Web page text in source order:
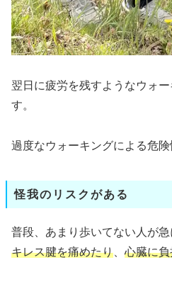
翌日に疲労を残すようなウォ
す。
過度なウォーキングによる危険
怪我のリスクがある
普段、あまり歩いてない人が
キレス腱を痛めたり
心臓に